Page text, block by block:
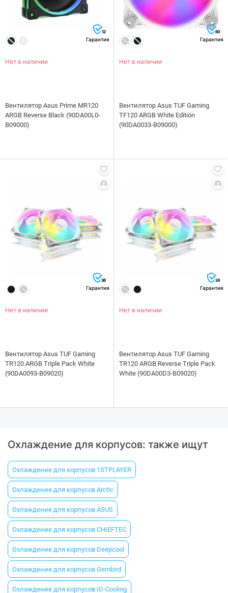
12
Гарантия
Нет в наличии
Вентилятор Asus Prime MR120
ARGB Reverse Black (90DA00L0-
B09000)
60
Гарантия
Нет в наличии
Вентилятор Asus TUF Gaming
TF120 ARGB White Edition
(90DA0033-B09000)
36
Гарантия
Нет в наличии
Вентилятор Asus TUF Gaming
TR120 ARGB Triple Pack White
(90DA0093-B09020)
24
Гарантия
Нет в наличии
Вентилятор Asus TUF Gaming
TR120 ARGB Reverse Triple Pack
White (90DA00D3-B09020)
Охлаждение для корпусов: также ищут
Охлаждение для корпусов 1STPLAYER
Охлаждение для корпусов Arctic
Охлаждение для корпусов ASUS
Охлаждение для корпусов CHIEFTEC
Охлаждение для корпусов Deepcool
Охлаждение для корпусов Gembird
Охлаждение для корпусов ID-Cooling